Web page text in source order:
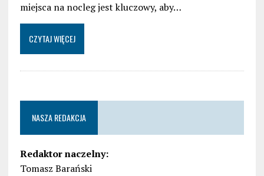
miejsca na nocleg jest kluczowy, aby…
CZYTAJ WIĘCEJ
NASZA REDAKCJA
Redaktor naczelny:
Tomasz Barański